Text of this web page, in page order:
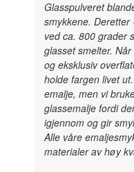
Glasspulveret
smykkene.
ved ca. 800 grader
glasset smelter.
og eksklusiv
holde fargen livet
emalje, men vi
glassemalje fordi
igjennom og gir
Alle våre
materialer av høy